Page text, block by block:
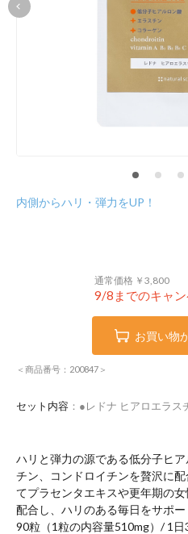
内側からハリ・弾力をUP！
通常価格 ￥3,800
9/8までのキャ
お買い物
＜商品番号：200847＞
セット内容 ：●レドナ ヒアロエラ
ハリと弾力の源である低分子ヒ
チン、コンドロイチンを贅沢に
てプラセンタエキスや更年期の
配合し、ハリのある毎日をサポー
90粒（1粒の内容量510mg）/ 1